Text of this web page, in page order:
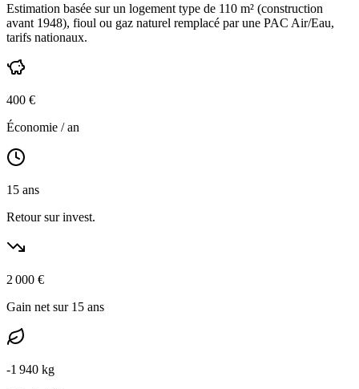
Estimation basée sur un logement type de 110 m² (construction
avant 1948), fioul ou gaz naturel remplacé par une PAC Air/Eau,
tarifs nationaux.
400 €
Économie / an
15 ans
Retour sur invest.
2 000 €
Gain net sur 15 ans
-1 940 kg